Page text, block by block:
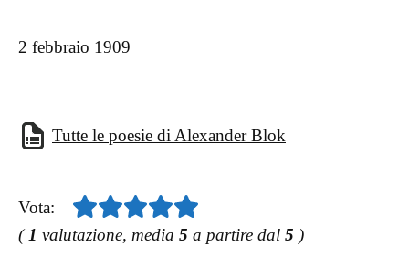
2 febbraio 1909
Tutte le poesie di Alexander Blok
Vota:
( 1 valutazione, media 5 a partire dal 5 )